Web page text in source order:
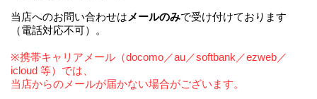
当店へのお問い合わせは メールのみで受け付けております
（電話対応不可）。
※携帯キャリアメール（docomo／au／softbank／ezweb／
icloud 等）では、
当店からのメールが届かない場合がございます。